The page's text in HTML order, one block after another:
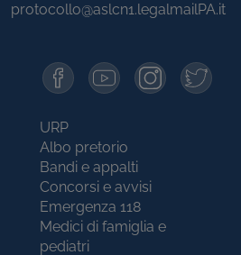
protocollo@aslcn1.legalmailPA.it
URP
Albo pretorio
Bandi e appalti
Concorsi e avvisi
Emergenza 118
Medici di famiglia e
pediatri